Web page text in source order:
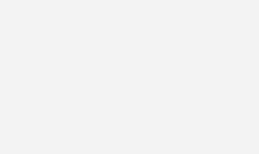
erhebliche Druck- und
sind Mengenregler, d. h.
verschiebt sich der Betriebspunkt
Ein Überströmventil auch Bypass